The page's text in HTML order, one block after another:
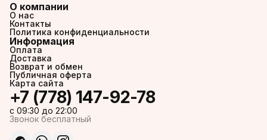
О компании
О нас
Контакты
Политика конфиденциальности
Информация
Оплата
Доставка
Возврат и обмен
Публичная оферта
Карта сайта
+7 (778) 147-92-78
c 09:30 до 22:00
Звонок бесплатный